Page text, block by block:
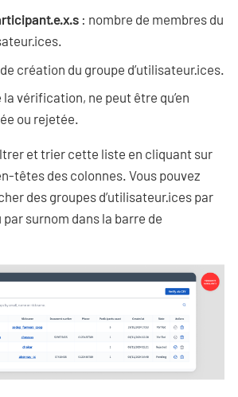
: nombre de membres du
création du groupe d’utilisateur·ices.
la vérification, ne peut être qu’en
ou rejetée.
et trier cette liste en cliquant sur
têtes des colonnes. Vous pouvez
des groupes d’utilisateur·ices par
surnom dans la barre de